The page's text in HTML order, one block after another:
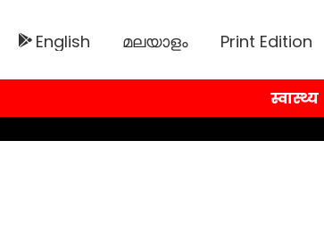
English മലയാളം Print Edition
स्वास्थ्य